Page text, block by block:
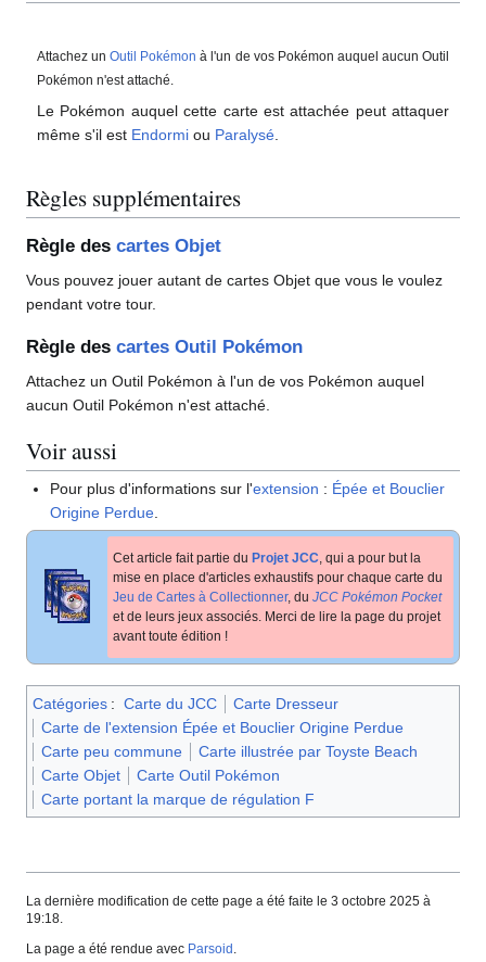
Attachez unOutil Pokémon à l'un de vos Pokémon auquel aucun Outil
Pokémon n'est attaché.
Le Pokémon auquel cette carte est attachée peut attaquer
même s'il est Endormi ou Paralysé.
Règles supplémentaires
Règle des cartes Objet
Vous pouvez jouer autant de cartes Objet que vous le voulez
pendant votre tour.
Règle des cartes Outil Pokémon
Attachez un Outil Pokémon à l'un de vos Pokémon auquel
aucun Outil Pokémon n'est attaché.
Voir aussi
Pour plus d'informations sur l'extension : Épée et Bouclier
Origine Perdue
Cet article fait partie du Projet JCC, qui a pour but la
mise en place d'articles exhaustifs pour chaque carte du
Jeu de Cartes à Collectionner, du JCC Pokémon Pocket
et de leurs jeux associés. Merci de lire la page du projet
avant toute édition !
Catégories : Carte du JCC
Carte Dresseur
Carte de l'extension Épée et Bouclier Origine Perdue
Carte peu commune
Carte illustrée par Toyste Beach
Carte Objet
Carte Outil Pokémon
Carte portant la marque de régulation F
La dernière modification de cette page a été faite le 3 octobre 2025 à
19:18.
La page a été rendue avec Parsoid